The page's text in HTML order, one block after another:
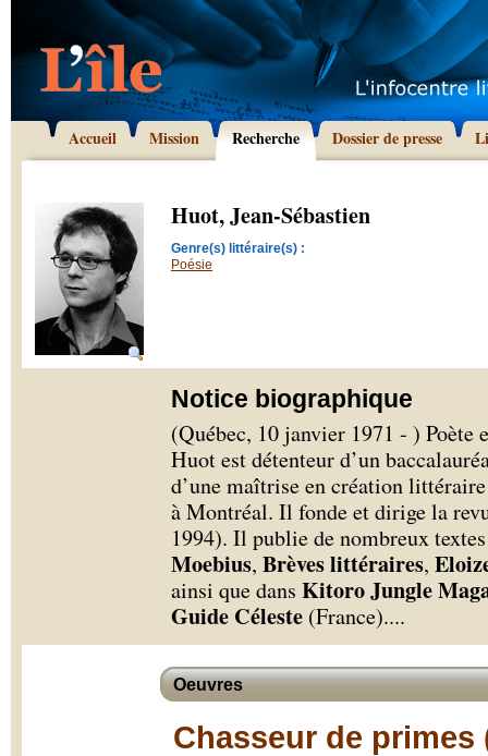
Accueil Mission Recherche Dossier de presse
Huot, Jean-Sébastien
Genre(s) littéraire(s) :
Poésie
Notice biographique
(Québec, 10 janvier 1971 - ) Poète
Huot est détenteur d’un
d’une maîtrise en création
à Montréal. Il fonde et dirige la
1994). Il publie de nombreux
Moebius, Brèves littéraires,
ainsi que dans Kitoro Jungle
Guide Céleste (France)....
Oeuvres
Chasseur de primes